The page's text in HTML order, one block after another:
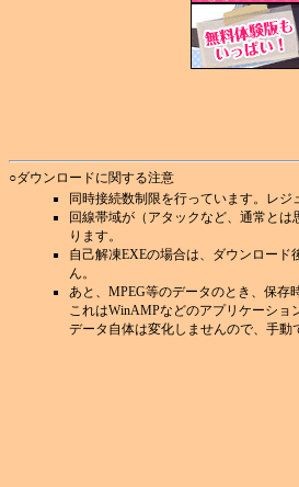
○ダウンロードに関する注意
同時接続数制限を行っています。レジ
回線帯域が（アタックなど、通常と
ります。
自己解凍EXEの場合は、ダウンロー
ん。
あと、MPEG等のデータのとき、保存
これはWinAMPなどのアプリケーショ
データ自体は変化しませんので、手動